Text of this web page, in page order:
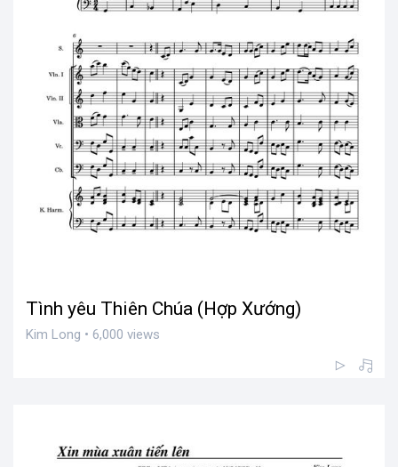
Tình yêu Thiên Chúa (Hợp Xướng)
Kim Long • 6,000 views